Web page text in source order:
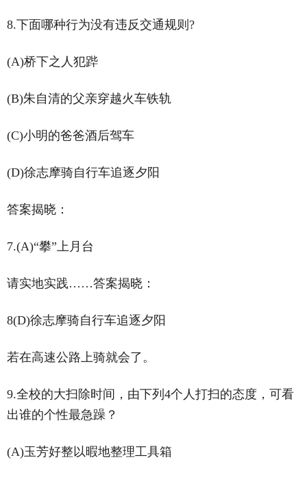
8.下面哪种行为没有违反交通规则?
(A)桥下之人犯跸
(B)朱自清的父亲穿越火车铁轨
(C)小明的爸爸酒后驾车
(D)徐志摩骑自行车追逐夕阳
答案揭晓：
7.(A)“攀”上月台
请实地实践……答案揭晓：
8(D)徐志摩骑自行车追逐夕阳
若在高速公路上骑就会了。
9.全校的大扫除时间，由下列4个人打扫的态度，可看
出谁的个性最急躁？
(A)玉芳好整以暇地整理工具箱